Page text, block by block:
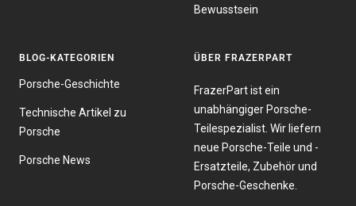
Bewusstsein
BLOG-KATEGORIEN
Porsche-Geschichte
Technische Artikel zu
Porsche
Porsche News
ÜBER FRAZERPART
FrazerPart ist ein
unabhängiger Porsche-
Teilespezialist. Wir liefern
neue Porsche-Teile und -
Ersatzteile, Zubehör und
Porsche-Geschenke.